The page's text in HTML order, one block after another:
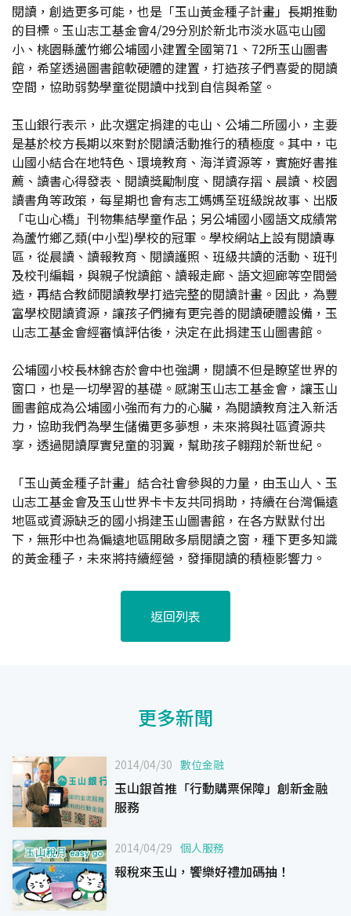
閱讀，創造更多可能，也是「玉山黃金種子計畫」長期推動
的目標。玉山志工基金會4/29分別於新北市淡水區屯山國
小、桃園縣蘆竹鄉公埔國小建置全國第71、72所玉山圖書
館，希望透過圖書館軟硬體的建置，打造孩子們喜愛的閱讀
空間，協助弱勢學童從閱讀中找到自信與希望。
玉山銀行表示，此次選定捐建的屯山、公埔二所國小，主要
是基於校方長期以來對於閱讀活動推行的積極度。其中，屯
山國小結合在地特色、環境教育、海洋資源等，實施好書推
薦、讀書心得發表、閱讀獎勵制度、閱讀存摺、晨讀、校園
讀書角等政策，每星期也會有志工媽媽至班級說故事、出版
「屯山心橋」刊物集結學童作品；另公埔國小國語文成績常
為蘆竹鄉乙類(中小型)學校的冠軍。學校網站上設有閱讀專
區，從晨讀、讀報教育、閱讀護照、班級共讀的活動、班刊
及校刊編輯，與親子悅讀館、讀報走廊、語文迴廊等空間營
造，再結合教師閱讀教學打造完整的閱讀計畫。因此，為豐
富學校閱讀資源，讓孩子們擁有更完善的閱讀硬體設備，玉
山志工基金會經審慎評估後，決定在此捐建玉山圖書館。
公埔國小校長林錦杏於會中也強調，閱讀不但是瞭望世界的
窗口，也是一切學習的基礎。感謝玉山志工基金會，讓玉山
圖書館成為公埔國小強而有力的心臟，為閱讀教育注入新活
力，協助我們為學生儲備更多夢想，未來將與社區資源共
享，透過閱讀厚實兒童的羽翼，幫助孩子翱翔於新世紀。
「玉山黃金種子計畫」結合社會參與的力量，由玉山人、玉
山志工基金會及玉山世界卡卡友共同捐助，持續在台灣偏遠
地區或資源缺乏的國小捐建玉山圖書館，在各方默默付出
下，無形中也為偏遠地區開啟多扇閱讀之窗，種下更多知識
的黃金種子，未來將持續經營，發揮閱讀的積極影響力。
返回列表
更多新聞
2014/04/30 數位金融
玉山銀首推「行動購票保障」創新金融
服務
2014/04/29 個人服務
報稅來玉山，饗樂好禮加碼抽！